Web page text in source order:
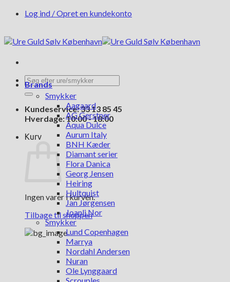
FortsætLog ind / Opret en kundekonto
Søg
efter:
Kundeservice: 33 13 85 45
Hverdage: 10:00 - 18:00
Kurv
Ingen varer i kurven.
Tilbage til shoppen
Brands
Smykker
Aagaard
AG Gerstner
Aqua Dulce
Aurum Italy
BNH Kæder
Diamant serier
Flora Danica
Georg Jensen
Heiring
Hultquist
Jan Jørgensen
Joanli Nor
Smykker
Lund Copenhagen
Marrya
Nordahl Andersen
Nuran
Ole Lynggaard